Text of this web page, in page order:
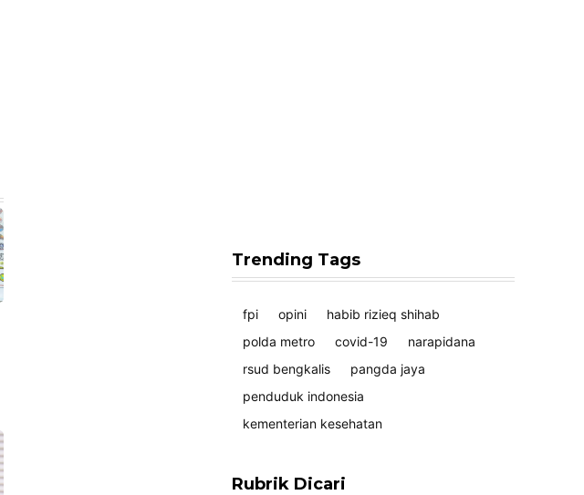
Trending Tags
fpi opini
habib rizieq shihab
polda metro
covid-19
narapidana
rsud bengkalis
pangda jaya
penduduk indonesia
kementerian kesehatan
Rubrik Dicari